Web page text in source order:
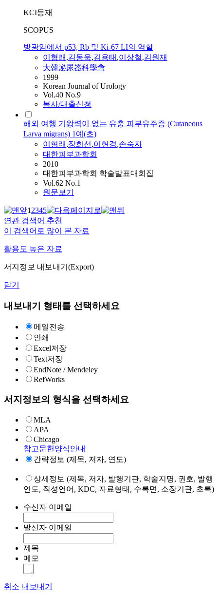
KCI등재
SCOPUS
방광암에서 p53, Rb 및 Ki-67 LI의 역할
이형래 ,김동욱,김용태 ,이상철,김원재
大韓泌尿器科學會
1999
Korean Journal of Urology
Vol.40 No.9
복사/대출신청
해외 여행 기왕력이 없는 유충 피부유주증 (Cutaneous
Larva migrans) 1예(초)
이형래 ,장희선,이현경,손숙자
대한피부과학회
2010
대한피부과학회 학술발표대회집
Vol.62 No.1
원문보기
12345
연관 검색어 추천
이 검색어로 많이 본 자료
활용도 높은 자료
서지정보 내보내기(Export)
닫기
내보내기 형태를 선택하세요
메일전송
인쇄
Excel저장
Text저장
EndNote / Mendeley
RefWorks
서지정보의 형식을 선택하세요
MLA
APA
Chicago
참고문헌양식안내
간략정보 (제목, 저자, 연도)
상세정보 (제목, 저자, 발행기관, 학술지명, 권호, 발행
연도, 작성언어, KDC, 자료형태, 수록면, 소장기관, 초록)
수신자 이메일
발신자 이메일
제목
메모
취소 내보내기